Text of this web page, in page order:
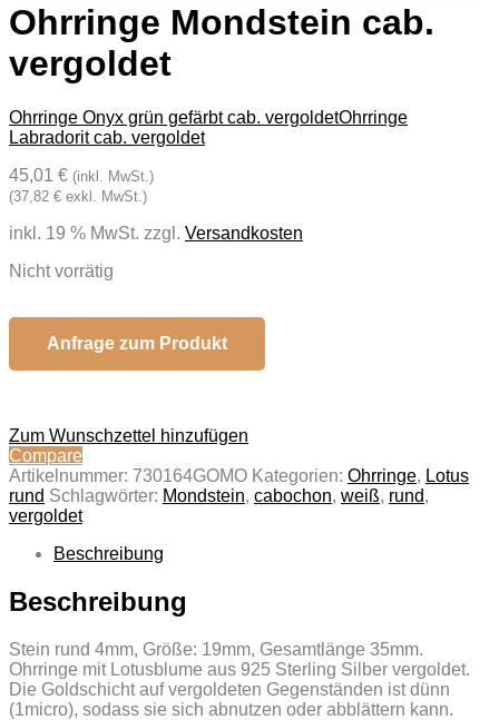
Ohrringe Mondstein cab.
vergoldet
Ohrringe Onyx grün gefärbt cab. vergoldetOhrringe
Labradorit cab. vergoldet
45,01 € (inkl. MwSt.)
(37,82 € exkl. MwSt.)
inkl. 19 % MwSt. zzgl. Versandkosten
Nicht vorrätig
Anfrage zum Produkt
Zum Wunschzettel hinzufügen
Compare
Artikelnummer: 730164GOMO Kategorien: Ohrringe, Lotus
rund Schlagwörter: Mondstein, cabochon, weiß, rund,
vergoldet
Beschreibung
Beschreibung
Stein rund 4mm, Größe: 19mm, Gesamtlänge 35mm.
Ohrringe mit Lotusblume aus 925 Sterling Silber vergoldet.
Die Goldschicht auf vergoldeten Gegenständen ist dünn
(1micro), sodass sie sich abnutzen oder abblättern kann.